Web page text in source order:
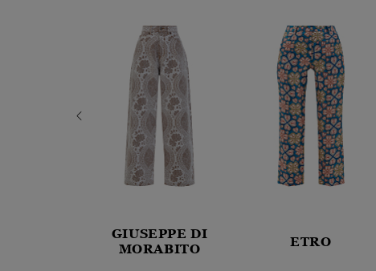
GIUSEPPE DI
MORABITO
ETRO